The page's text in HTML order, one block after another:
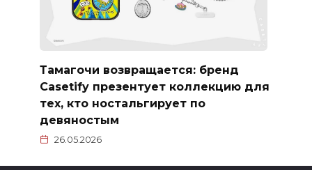
Тамагочи возвращается: бренд
Casetify презентует коллекцию для
тех, кто ностальгирует по
девяностым
26.05.2026